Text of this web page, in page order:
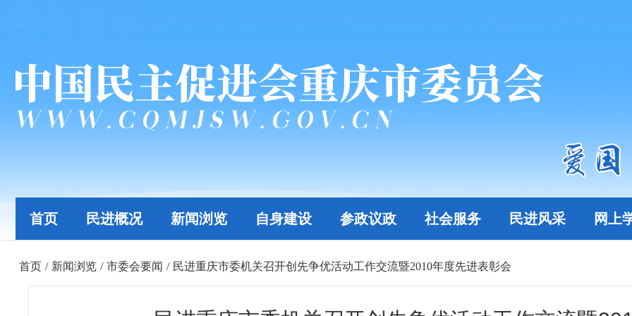
首页 民进概况 新闻浏览 自身建设 参政议政 社会服务 民进风采 网上
首页 / 新闻浏览 / 市委会要闻 / 民进重庆市委机关召开创先争优活动工作交流暨2010年度先进表彰会